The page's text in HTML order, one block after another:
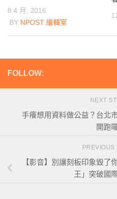
8 4 月, 2016
BY NPOST 編輯室
FOLLOW:
NEXT
手癢想用資料做公益？台北
開跑
PREVIOUS
【影音】別讓刻板印象毀了
王」突破國